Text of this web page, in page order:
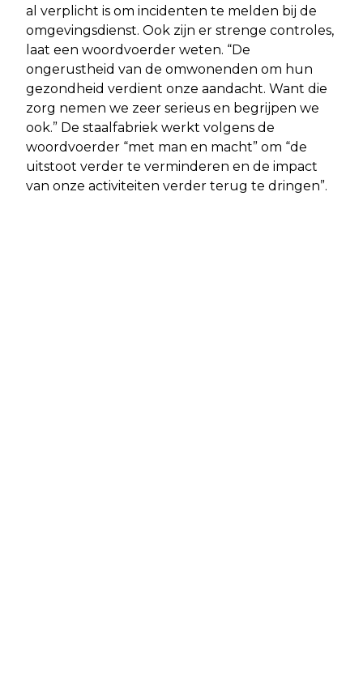
al verplicht is om incidenten te melden bij de
omgevingsdienst. Ook zijn er strenge controles,
laat een woordvoerder weten. “De
ongerustheid van de omwonenden om hun
gezondheid verdient onze aandacht. Want die
zorg nemen we zeer serieus en begrijpen we
ook.” De staalfabriek werkt volgens de
woordvoerder “met man en macht” om “de
uitstoot verder te verminderen en de impact
van onze activiteiten verder terug te dringen”.